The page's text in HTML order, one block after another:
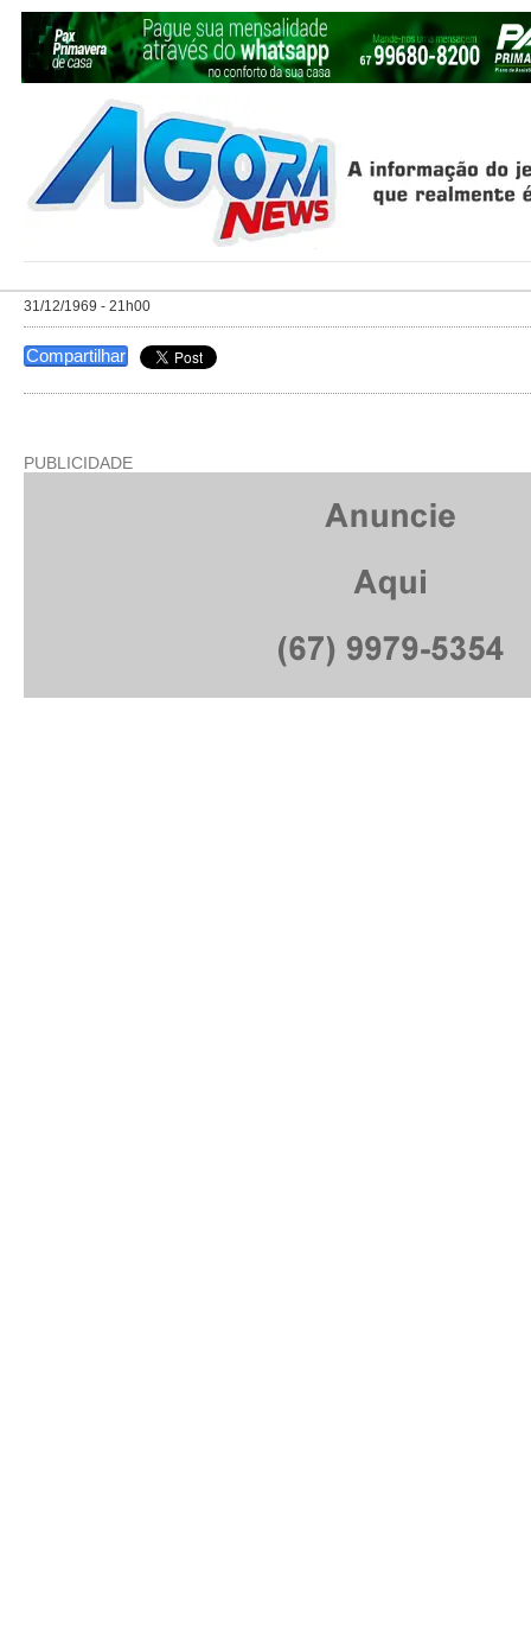
31/12/1969 - 21h00
Compartilhar
PUBLICIDADE